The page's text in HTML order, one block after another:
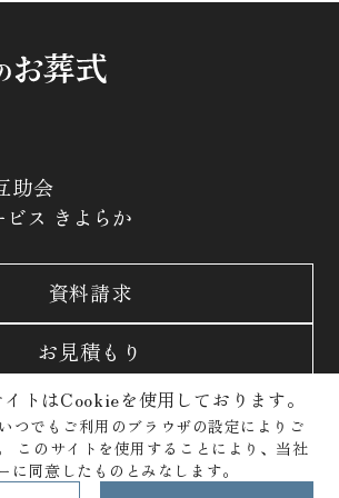
助会
ス きよらか
資料請求
お見積もり
お問合わせ
プライバシーポリシー
トはCookieを使用しております。
つでもご利用のブラウザの設定によりご
このサイトを使用することにより、当社
に同意したものとみなします。